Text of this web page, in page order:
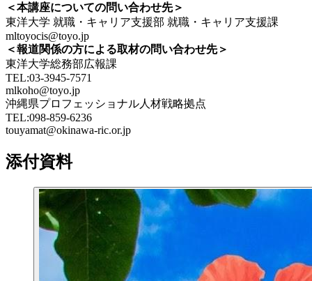
＜本講座についての問い合わせ先＞
東洋大学 就職・キャリア支援部 就職・キャリア支援課
mltoyocis@toyo.jp
＜報道関係の方による取材の問い合わせ先＞
東洋大学総務部広報課
TEL:03-3945-7571
mlkoho@toyo.jp
沖縄県プロフェッショナル人材戦略拠点
TEL:098-859-6236
touyamat@okinawa-ric.or.jp
添付資料